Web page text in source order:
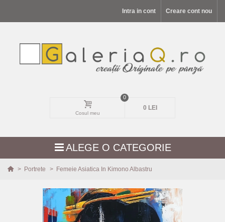
Intra in cont Creare cont nou
Cosul meu
0
0 LEI
ALEGE O CATEGORIE
> Portrete > Femeie Asiatica In Kimono Albastru